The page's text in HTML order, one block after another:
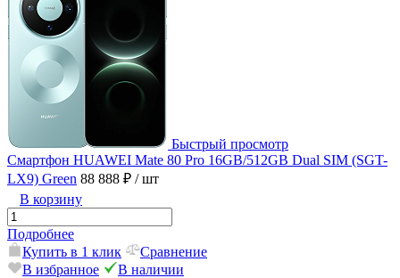
Быстрый просмотр
Смартфон HUAWEI Mate 80 Pro 16GB/512GB Dual SIM (SGT-
LX9) Green 88 888 ₽ / шт
В корзину
Подробнее
Купить в 1 клик
Сравнение
В избранное
В наличии